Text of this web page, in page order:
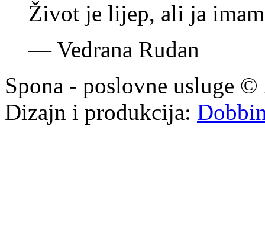
Život je lijep, ali ja
—Vedrana Rudan
Spona - poslovne usluge
Dizajn i produkcija: